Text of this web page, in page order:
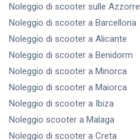
Noleggio di scooter sulle Azzorre
Noleggio di scooter a Barcellona
Noleggio di scooter a Alicante
Noleggio di scooter a Benidorm
Noleggio di scooter a Minorca
Noleggio di scooter a Maiorca
Noleggio di scooter a Ibiza
Noleggio scooter a Malaga
Noleggio di scooter a Creta